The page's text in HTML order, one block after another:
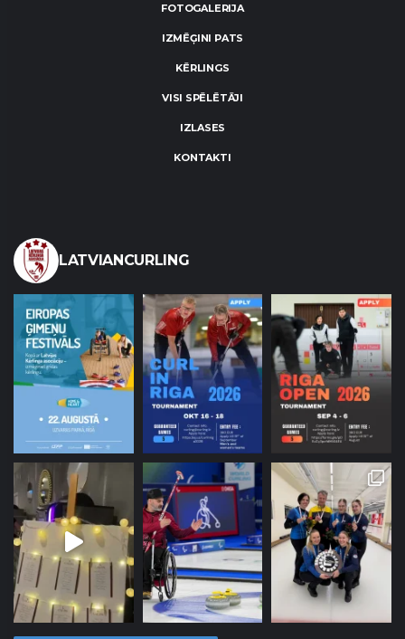
FOTOGALERIJA
IZMĒĢINI PATS
KĒRLINGS
VISI SPĒLĒTĀJI
IZLASES
KONTAKTI
LATVIANCURLING